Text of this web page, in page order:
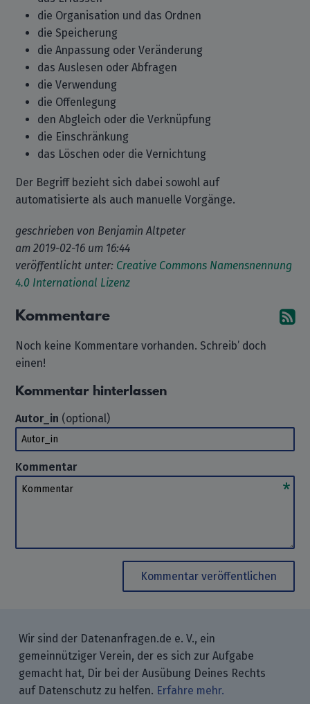
die Organisation und das Ordnen
die Speicherung
die Anpassung oder Veränderung
das Auslesen oder Abfragen
die Verwendung
die Offenlegung
den Abgleich oder die Verknüpfung
die Einschränkung
das Löschen oder die Vernichtung
Der Begriff bezieht sich dabei sowohl auf
automatisierte als auch manuelle Vorgänge.
geschrieben von Benjamin Altpeter
am2019-02-16 um 16:44
veröffentlicht unter: Creative Commons Namensnennung
4.0 International Lizenz
Kommentare
Noch keine Kommentare vorhanden. Schreib’ doch
einen!
Kommentar hinterlassen
Autor_in (optional)
Autor_in
Kommentar
Kommentar
Kommentar veröffentlichen
Wir sind der Datenanfragen.de e. V., ein
gemeinnütziger Verein, der es sich zur Aufgabe
gemacht hat, Dir bei der Ausübung Deines Rechts
auf Datenschutz zu helfen. Erfahre mehr.